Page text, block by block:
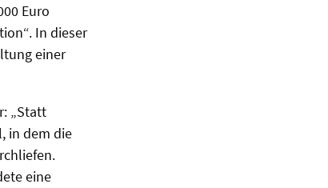
Euro
In dieser
einer
„Statt
in dem die
eine